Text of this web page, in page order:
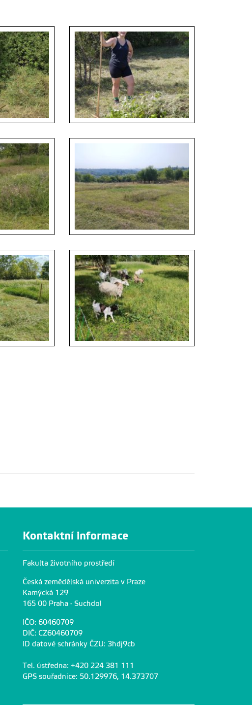
Kontaktní informace
Fakulta životního prostředí
Česká zemědělská univerzita v Praze
Kamýcká 129
165 00 Praha - Suchdol
IČO: 60460709
DIČ: CZ60460709
ID datové schránky ČZU: 3hdj9cb
Tel. ústředna: +420 224 381 111
GPS souřadnice: 50.129976, 14.373707